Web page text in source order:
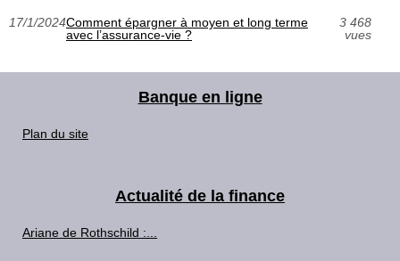
17/1/2024Comment épargner à moyen et long terme
avec l’assurance-vie ?
3 468
vues
Banque en ligne
Plan du site
Actualité de la finance
Ariane de Rothschild :...